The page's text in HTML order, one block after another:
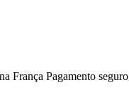
França Pagamento seguro